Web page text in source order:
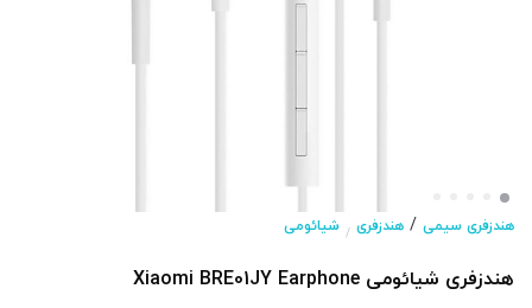
هندزفری سیمی / هندزفری / شیائومی
هندزفری شیائومی Xiaomi BRE01JY Earphone